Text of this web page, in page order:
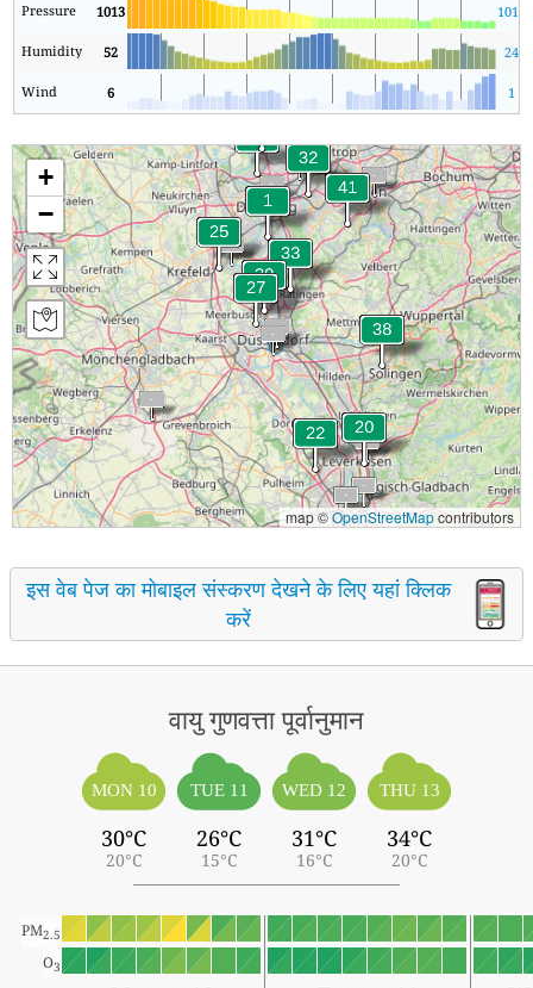
Pressure 1013 1013
Humidity 52 24
Wind 6 1
+
−
map ©OpenStreetMapcontributors
इस वेब पेज का मोबाइल संस्करण देखने के लिए यहां क्लिक
करें
वायु गुणवत्ता पूर्वानुमान
MON 10
30°C
20°C
TUE 11
26°C
15°C
WED 12
31°C
16°C
THU 13
34°C
20°C
PM2.5
O3